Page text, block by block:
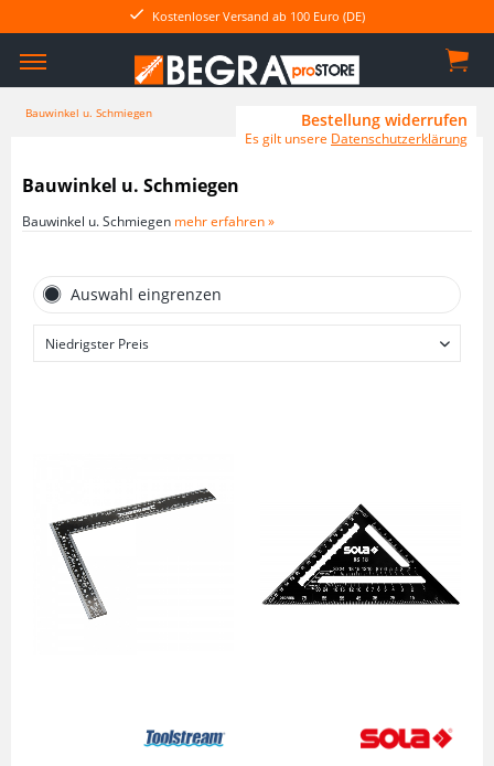
Kostenloser Versand ab 100 Euro (DE)
Bauwinkel u. Schmiegen
Bauwinkel u. Schmiegen
Bauwinkel u. Schmiegen mehr erfahren »
Auswahl eingrenzen
Bestellung widerrufen
Es gilt unsere Datenschutzerklärung